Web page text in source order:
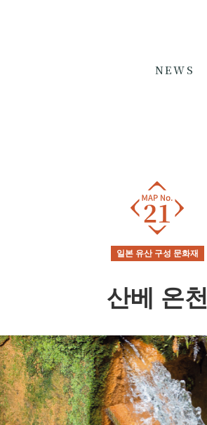
NEWS
일본 유산 구성 문화재
산베 온천